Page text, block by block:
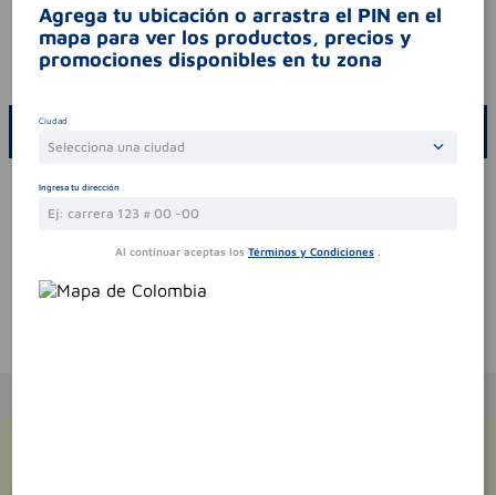
componentes. manténgase fuera del alcance
de los niños.
codigo invima nsoc70201-16co
Por favor, inicie sesión para escribir un comentario
Sin comentarios.
Agrega tu ubicación o arrastra el PIN en el
mapa para ver los productos, precios y
promociones disponibles en tu zona
Ciudad
Selecciona una ciudad
Ingresa tu dirección
Al continuar aceptas los Términos y Condiciones .